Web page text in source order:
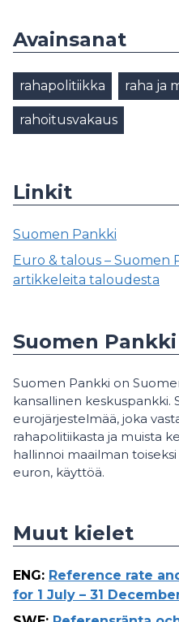
Avainsanat
rahapolitiikka raha ja
rahoitusvakaus
Linkit
Suomen Pankki
Euro & talous – Suomen
artikkeleita taloudesta
Suomen Pankki
Suomen Pankki on
kansallinen keskuspankki.
eurojärjestelmää, joka
rahapolitiikasta ja muista
hallinnoi maailman
euron, käyttöä.
Muut kielet
ENG: Reference rate
for 1 July – 31